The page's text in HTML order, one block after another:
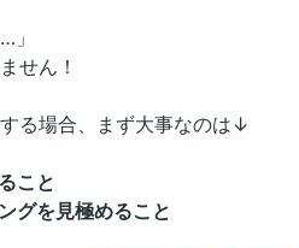
… 」
せん！
る場合、まず大事なのは↓
こと
グを見極めること